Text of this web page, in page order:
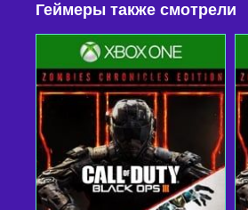
Геймеры также смотрели